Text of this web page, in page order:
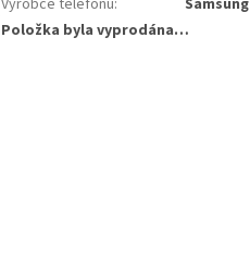
Výrobce telefonu:
Samsung
Položka byla vyprodána…